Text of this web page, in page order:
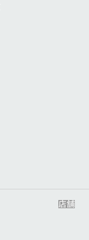
店舗